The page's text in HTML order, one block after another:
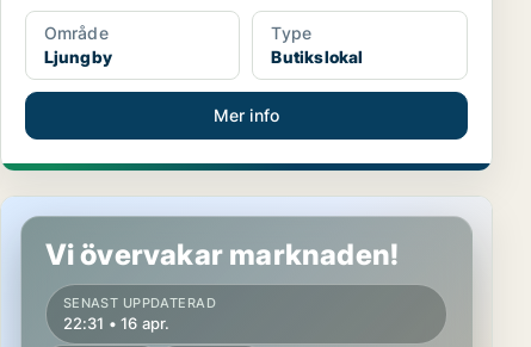
Område
Ljungby
Type
Butikslokal
Mer info
Butikslokal i Växjö
Vi övervakar marknaden!
SENAST UPPDATERAD
22:31 • 16 apr.